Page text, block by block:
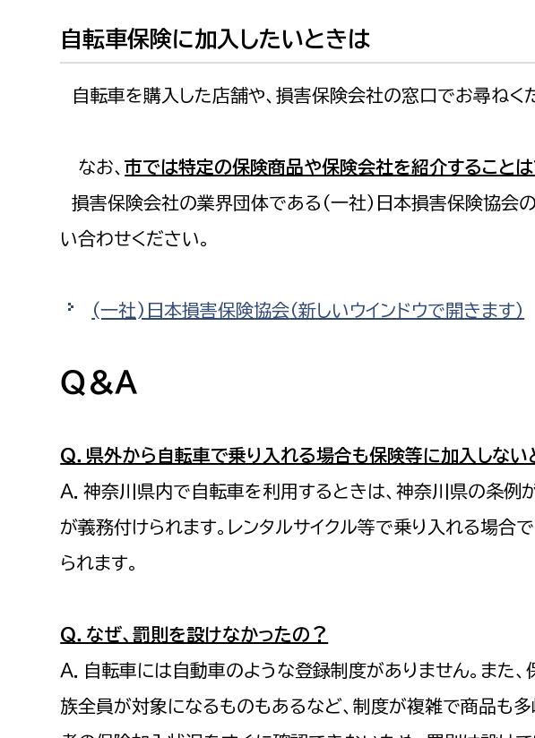
自転車保険に加入したいときは
自転車を購入した店舗や、損害保険会社の窓口でお尋ねく
なお、市では特定の保険商品や保険会社を紹介すること
損害保険会社の業界団体である（一社）日本損害保険協会
い合わせください。
(一社)日本損害保険協会（新しいウインドウで開きます）
Ｑ＆Ａ
Ｑ．県外から自転車で乗り入れる場合も保険等に加入しない
Ａ．神奈川県内で自転車を利用するときは、神奈川県の条例
が義務付けられます。レンタルサイクル等で乗り入れる場合
られます。
Ｑ．なぜ、罰則を設けなかったの？
Ａ．自転車には自動車のような登録制度がありません。また
族全員が対象になるものもあるなど、制度が複雑で商品も多